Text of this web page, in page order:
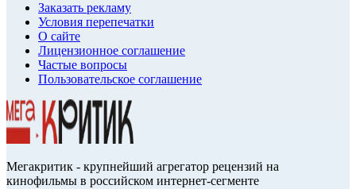
Заказать рекламу
Условия перепечатки
О сайте
Лицензионное соглашение
Частые вопросы
Пользовательское соглашение
Мегакритик - крупнейший агрегатор рецензий на
кинофильмы в российском интернет-сегменте